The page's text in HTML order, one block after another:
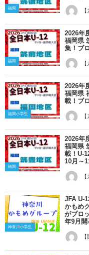
福岡
福岡
2026年
福岡県
集！ブ
福岡小学生
2026年
福岡県
載！ブ
福岡
2026年
福岡県
載！U-
10月～
神奈川小学生
JFA U-
かもめ
がブロ
年9月